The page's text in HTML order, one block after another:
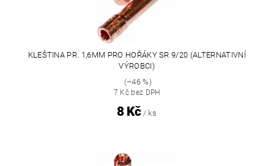
KLEŠTINA PR. 1,6MM PRO HOŘÁKY SR 9/20 (ALTERNATIVNÍ
VÝROBCI)
(–46 %)
7 Kč bez DPH
8 Kč / ks